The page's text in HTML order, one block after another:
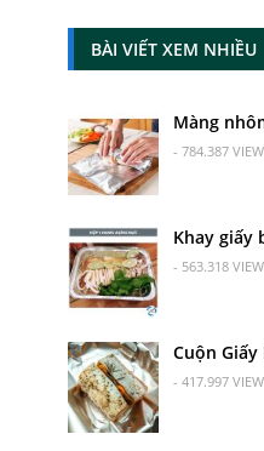
BÀI VIẾT XEM NHIỀU
Màng
- 784.387
Khay giấy
- 563.318
Cuộn
- 417.997